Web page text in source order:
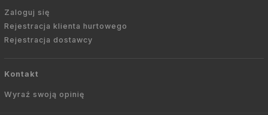
Zaloguj się
Rejestracja klienta hurtowego
Rejestracja dostawcy
Kontakt
Wyraź swoją opinię